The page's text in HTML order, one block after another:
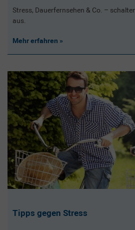
Stress, Dauerfernsehen & Co. –
aus.
Mehr erfahren
Tipps gegen Stress